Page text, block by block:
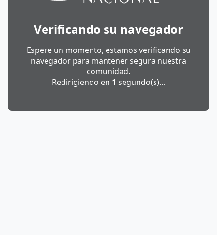
Verificando su navegador
Espere un momento, estamos verificando su
navegador para mantener segura nuestra
comunidad.
Redirigiendo en 1 segundo(s)...